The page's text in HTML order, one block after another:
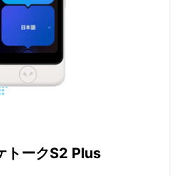
トークS2 Plus